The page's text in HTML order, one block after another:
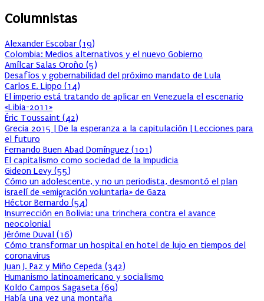
Columnistas
Alexander Escobar (19)
Colombia: Medios alternativos y el nuevo Gobierno
Amílcar Salas Oroño (5)
Desafíos y gobernabilidad del próximo mandato de Lula
Carlos E. Lippo (14)
El imperio está tratando de aplicar en Venezuela el escenario
«Libia-2011»
Éric Toussaint (42)
Grecia 2015 | De la esperanza a la capitulación | Lecciones para
el futuro
Fernando Buen Abad Domínguez (101)
El capitalismo como sociedad de la Impudicia
Gideon Levy (55)
Cómo un adolescente, y no un periodista, desmontó el plan
israelí de «emigración voluntaria» de Gaza
Héctor Bernardo (54)
Insurrección en Bolivia: una trinchera contra el avance
neocolonial
Jérôme Duval (16)
Cómo transformar un hospital en hotel de lujo en tiempos del
coronavirus
Juan J. Paz y Miño Cepeda (342)
Humanismo latinoamericano y socialismo
Koldo Campos Sagaseta (69)
Había una vez una montaña